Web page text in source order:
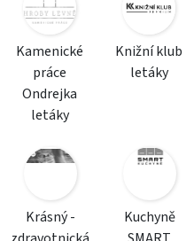
Kamenické
práce
Ondrejka
letáky
Knižní klub
letáky
Krásný -
Kuchyně